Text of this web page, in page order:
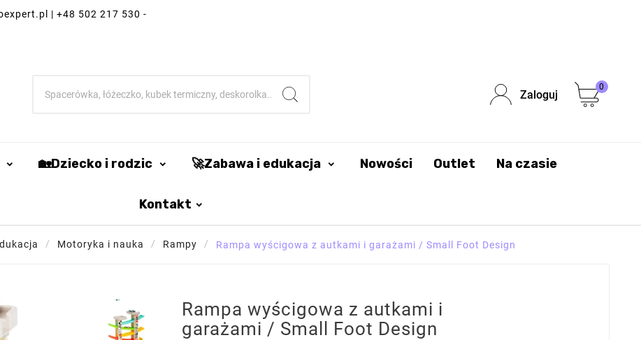
| +48 502 217 530 -
Zaloguj
0
🏡Dziecko i rodzic 🚀Zabawa i edukacja Nowości Outlet Na czasie
Kontakt
Motoryka i nauka Rampy Rampa wyścigowa z autkami i garażami / Small Foot Design
Rampa wyścigowa z autkami i
garażami / Small Foot Design